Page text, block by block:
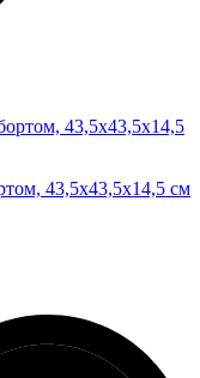
43,5х43,5х14,5 см